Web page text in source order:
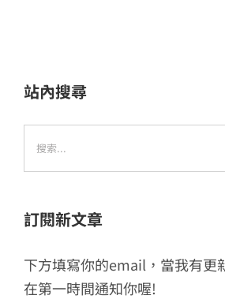
站內搜尋
訂閱新文章
下方填寫你的email，當我有更
在第一時間通知你喔!